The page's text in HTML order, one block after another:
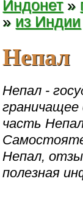
Индонет»
» из Индии
Непал
Непал -
часть
Непал,
полезная